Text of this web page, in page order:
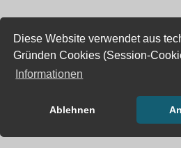
Diese Website verwendet aus
Gründen Cookies (Session-
Informationen
Ablehnen